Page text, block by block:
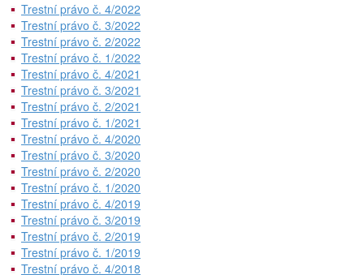
Trestní právo č. 4/2022
Trestní právo č. 3/2022
Trestní právo č. 2/2022
Trestní právo č. 1/2022
Trestní právo č. 4/2021
Trestní právo č. 3/2021
Trestní právo č. 2/2021
Trestní právo č. 1/2021
Trestní právo č. 4/2020
Trestní právo č. 3/2020
Trestní právo č. 2/2020
Trestní právo č. 1/2020
Trestní právo č. 4/2019
Trestní právo č. 3/2019
Trestní právo č. 2/2019
Trestní právo č. 1/2019
Trestní právo č. 4/2018